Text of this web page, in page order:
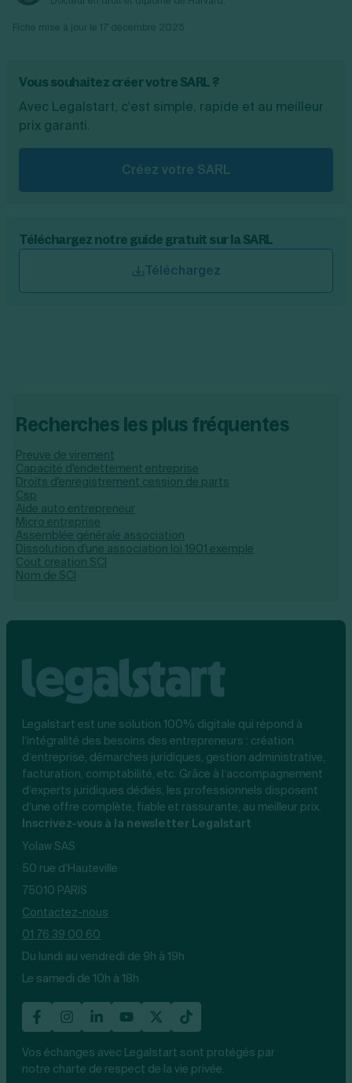
Vous souhaitez créer votre SARL ?
Avec Legalstart, c'est simple, rapide et au meilleur
prix garanti.
Créez votre SARL
Téléchargez notre guide gratuit sur la SARL
Téléchargez
Recherches les plus fréquentes
Preuve de virement
Capacité d'endettement entreprise
Droits d'enregistrement cession de parts
Csp
Aide auto entrepreneur
Micro entreprise
Assemblée générale association
Dissolution d'une association loi 1901 exemple
Cout creation SCI
Nom de SCI
Legalstart est une solution 100% digitale qui répond à
l’intégralité des besoins des entrepreneurs : création
d’entreprise, démarches juridiques, gestion administrative,
facturation, comptabilité, etc. Grâce à l’accompagnement
d’experts juridiques dédiés, les professionnels disposent
d’une offre complète, fiable et rassurante, au meilleur prix.
Inscrivez-vous à la newsletter Legalstart
Yolaw SAS
50 rue d’Hauteville
75010 PARIS
Contactez-nous
01 76 39 00 60
Du lundi au vendredi de 9h à 19h
Le samedi de 10h à 18h
Vos échanges avec Legalstart sont protégés par
notre charte de respect de la vie privée.